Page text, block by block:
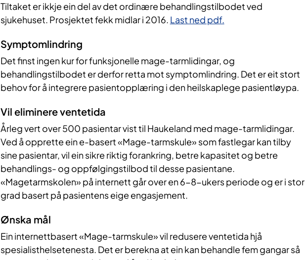
Tiltaket er ikkje ein del av det ordinære behandlingstilbodet ved
sjukehuset. Prosjektet fekk midlar i 2016. Last ned pdf.
Symptomlindring
Det finst ingen kur for funksjonelle mage-tarmlidingar, og
behandlingstilbodet er derfor retta mot symptomlindring. Det er eit stort
behov for å integrere pasientopplæring i den heilskaplege pasientløypa.
Vil eliminere ventetida
Årleg vert over 500 pasientar vist til Haukeland med mage-tarmlidingar.
Ved å opprette ein e-basert «Mage-tarmskule» som fastlegar kan tilby
sine pasientar, vil ein sikre riktig forankring, betre kapasitet og betre
behandlings- og oppfølgingstilbod til desse pasientane.
«Magetarmskolen» på internett går over en 6-8-ukers periode og er i stor
grad basert på pasientens eige engasjement.
Ønska mål
Ein internettbasert «Mage-tarmskule» vil redusere ventetida hjå
spesialisthelsetenesta. Det er berekna at ein kan behandle fem gangar så